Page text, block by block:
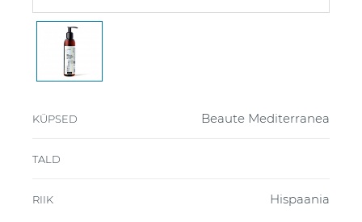
KÜPSED Beaute Mediterranea
TALD
RIIK Hispaania